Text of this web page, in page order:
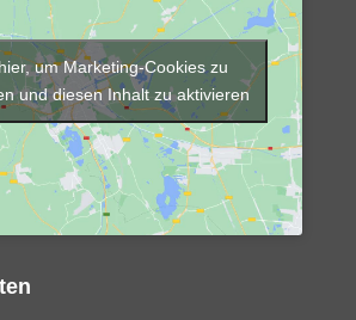
um Marketing-Cookies zu
und diesen Inhalt zu aktivieren